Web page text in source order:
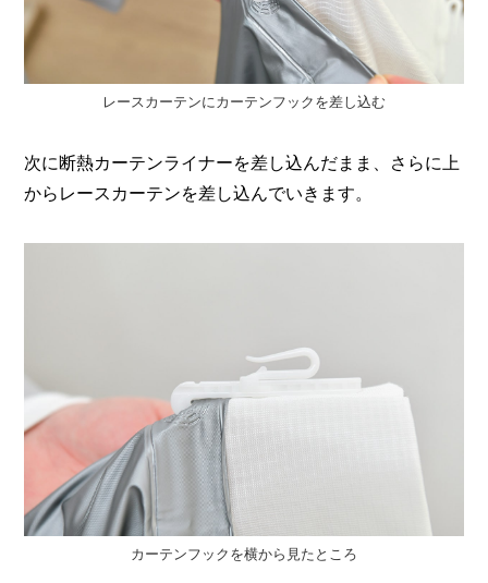
レースカーテンにカーテンフックを差し込む
次に断熱カーテンライナーを差し込んだまま、さらに上
からレースカーテンを差し込んでいきます。
カーテンフックを横から見たところ